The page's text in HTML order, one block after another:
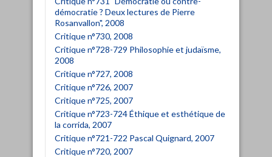
démocratie ? Deux lectures de Pierre
Rosanvallon", 2008
Critique n°730, 2008
Critique n°728-729 Philosophie et judaïsme,
2008
Critique n°727, 2008
Critique n°726, 2007
Critique n°725, 2007
Critique n°723-724 Éthique et esthétique de
la corrida, 2007
Critique n°721-722 Pascal Quignard, 2007
Critique n°720, 2007